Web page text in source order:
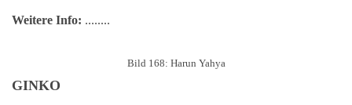
Weitere Info: ........
Bild 168: Harun Yahya
GINKO